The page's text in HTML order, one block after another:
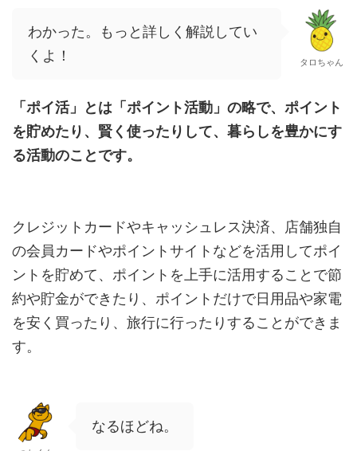
わかった。もっと詳しく解説してい
くよ！
タロちゃん
「ポイ活」とは「ポイント活動」の略で、ポイント
を貯めたり、賢く使ったりして、暮らしを豊かにす
る活動のことです。
クレジットカードやキャッシュレス決済、店舗独自
の会員カードやポイントサイトなどを活用してポイ
ントを貯めて、ポイントを上手に活用することで節
約や貯金ができたり、ポイントだけで日用品や家電
を安く買ったり、旅行に行ったりすることができま
す。
なるほどね。